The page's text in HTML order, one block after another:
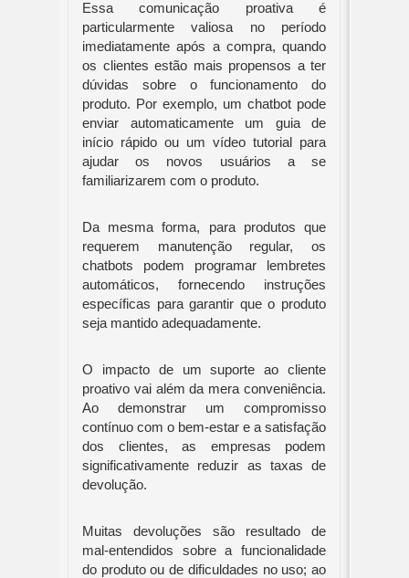
Essa comunicação proativa é
particularmente valiosa no período
imediatamente após a compra, quando
os clientes estão mais propensos a ter
dúvidas sobre o funcionamento do
produto. Por exemplo, um chatbot pode
enviar automaticamente um guia de
início rápido ou um vídeo tutorial para
ajudar os novos usuários a se
familiarizarem com o produto.
Da mesma forma, para produtos que
requerem manutenção regular, os
chatbots podem programar lembretes
automáticos, fornecendo instruções
específicas para garantir que o produto
seja mantido adequadamente.
O impacto de um suporte ao cliente
proativo vai além da mera conveniência.
Ao demonstrar um compromisso
contínuo com o bem-estar e a satisfação
dos clientes, as empresas podem
significativamente reduzir as taxas de
devolução.
Muitas devoluções são resultado de
mal-entendidos sobre a funcionalidade
do produto ou de dificuldades no uso; ao